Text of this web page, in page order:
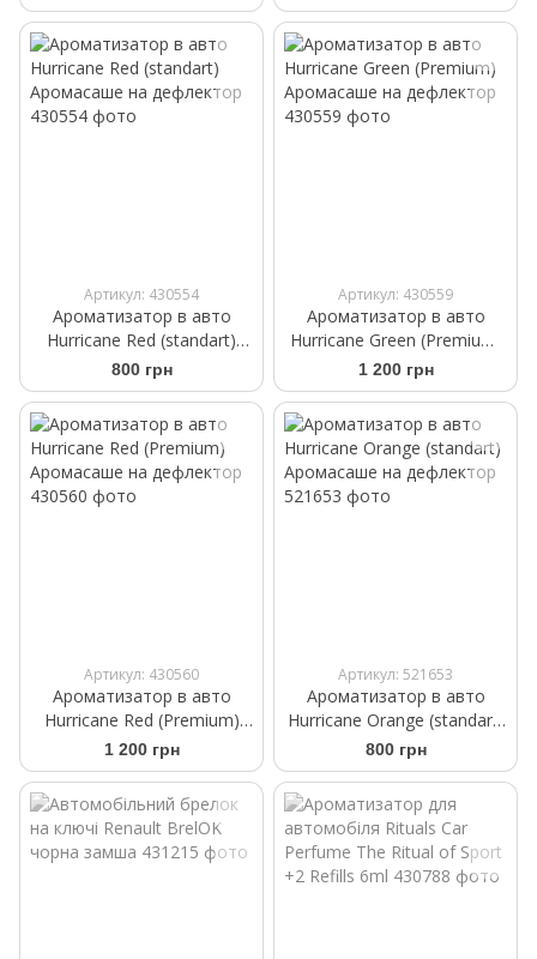
Артикул: 430554
Ароматизатор в авто
Hurricane Red (standart)
Аромасаше на дефлектор
800 грн
Артикул: 430559
Ароматизатор в авто
Hurricane Green (Premium)
Аромасаше на дефлектор
1 200 грн
Артикул: 430560
Ароматизатор в авто
Hurricane Red (Premium)
Аромасаше на дефлектор
1 200 грн
Артикул: 521653
Ароматизатор в авто
Hurricane Orange (standart)
Аромасаше на дефлектор
800 грн